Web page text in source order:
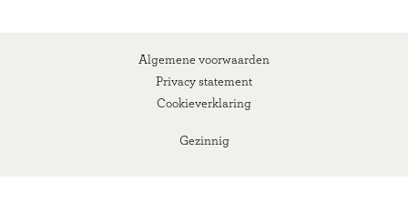
Gezinnig
Algemene voorwaarden
Privacy statement
Cookieverklaring